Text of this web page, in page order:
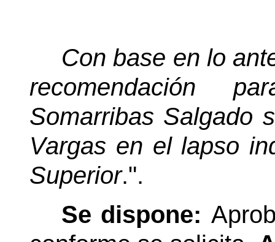
Con base en lo
recomendación
Somarribas Salgado
Vargas en el lapso
Superior.".
Se dispone: